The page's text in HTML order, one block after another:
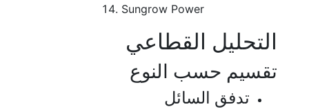
Sungrow Power
التحليل القطاعي
تقسيم حسب النوع
تدفق السائل